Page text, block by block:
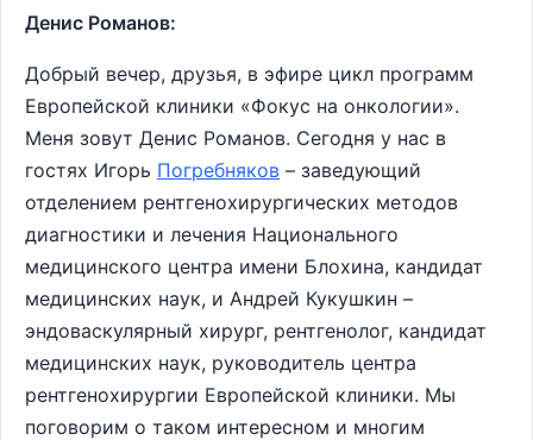
Денис Романов:
Добрый вечер, друзья, в эфире цикл программ
Европейской клиники «Фокус на онкологии».
Меня зовут Денис Романов. Сегодня у нас в
гостях Игорь Погребняков – заведующий
отделением рентгенохирургических методов
диагностики и лечения Национального
медицинского центра имени Блохина, кандидат
медицинских наук, и Андрей Кукушкин –
эндоваскулярный хирург, рентгенолог, кандидат
медицинских наук, руководитель центра
рентгенохирургии Европейской клиники. Мы
поговорим о таком интересном и многим